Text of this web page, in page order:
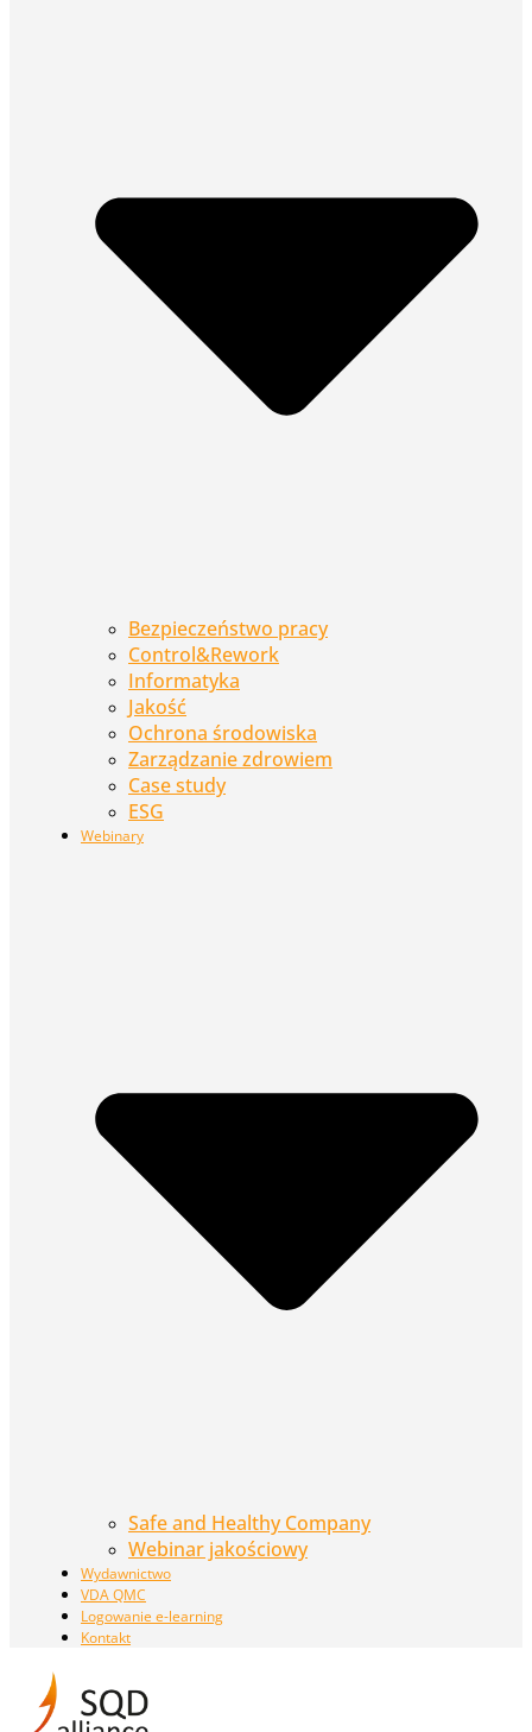
Bezpieczeństwo pracy
Control&Rework
Informatyka
Jakość
Ochrona środowiska
Zarządzanie zdrowiem
Case study
ESG
Webinary
Safe and Healthy Company
Webinar jakościowy
Wydawnictwo
VDA QMC
Logowanie e-learning
Kontakt